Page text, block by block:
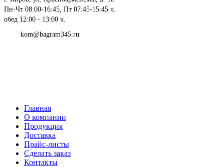
Пн-Чт 08:00-16:45, Пт 07:45-15:45 ч.
обед 12:00 - 13:00 ч.
kom@bagram345.ru
Главная
О компании
Продукция
Доставка
Прайс-листы
Сделать заказ
Контакты